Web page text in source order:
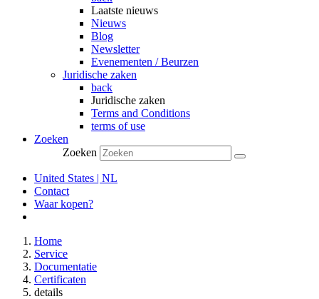
Laatste nieuws
Nieuws
Blog
Newsletter
Evenementen / Beurzen
Juridische zaken
back
Juridische zaken
Terms and Conditions
terms of use
Zoeken
Zoeken
United States | NL
Contact
Waar kopen?
Home
Service
Documentatie
Certificaten
details